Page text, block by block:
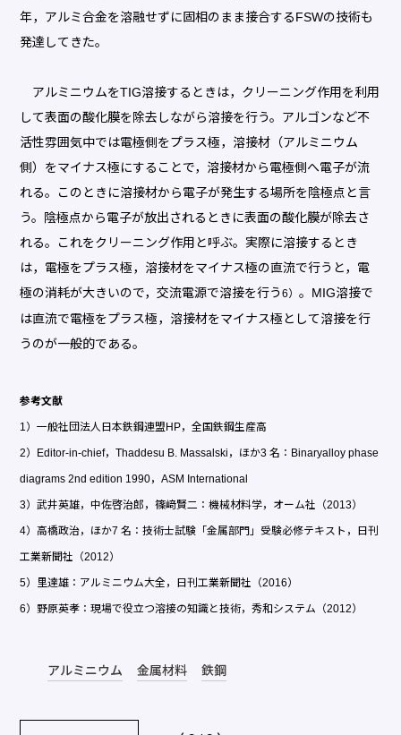
年，アルミ合金を溶融せずに固相のまま接合するFSWの技術も
発達してきた。
アルミニウムをTIG溶接するときは，クリーニング作用を利用
して表面の酸化膜を除去しながら溶接を行う。アルゴンなど不
活性雰囲気中では電極側をプラス極，溶接材（アルミニウム
側）をマイナス極にすることで，溶接材から電極側へ電子が流
れる。このときに溶接材から電子が発生する場所を陰極点と言
う。陰極点から電子が放出されるときに表面の酸化膜が除去さ
れる。これをクリーニング作用と呼ぶ。実際に溶接するとき
は，電極をプラス極，溶接材をマイナス極の直流で行うと，電
極の消耗が大きいので，交流電源で溶接を行う6）。MIG溶接で
は直流で電極をプラス極，溶接材をマイナス極として溶接を行
うのが一般的である。
参考文献
1）一般社団法人日本鉄鋼連盟HP，全国鉄鋼生産高
2）Editor-in-chief，Thaddesu B. Massalski，ほか3 名：Binaryalloy phase
diagrams 2nd edition 1990，ASM International
3）武井英雄，中佐啓治郎，篠﨑賢二：機械材料学，オーム社（2013）
4）高橋政治，ほか7 名：技術士試験「金属部門」受験必修テキスト，日刊
工業新聞社（2012）
5）里達雄：アルミニウム大全，日刊工業新聞社（2016）
6）野原英孝：現場で役立つ溶接の知識と技術，秀和システム（2012）
アルミニウム 金属材料 鉄鋼